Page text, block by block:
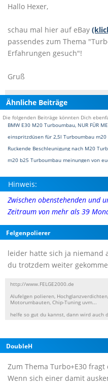
Hallo Hexer,
schau mal hier auf eBay
passendes zum Thema
Erfahrungen gesuch"!
Gruß
Ähnliche Beiträge
Die folgenden Beiträge könnten Dich
BMW E30 M20 Turboumbau, NUR FÜR
einspritzdüsen für 2,5l Turboumbau m20
Ruckende Beschleunigung nach M20
m20 b25 Turboumbau meinungen von
Hinweis:
Zwischen obenstehenden und
Zeitraum von mehr als 39
Felgenpolierer
leider hatte sich ja niemand
du trotzdem weiter
http://www.FELGE2000.de
Alufelgen polieren,
Motorumbauten, Chip-Tuning uvm...
helfe so gut du kannst, dann wird auch
DoubleH
Zum Thema Turbo+E30
Wenn sich einer damit